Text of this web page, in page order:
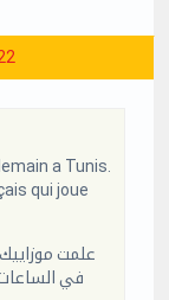
a Tunis.
qui joue
علمت
في